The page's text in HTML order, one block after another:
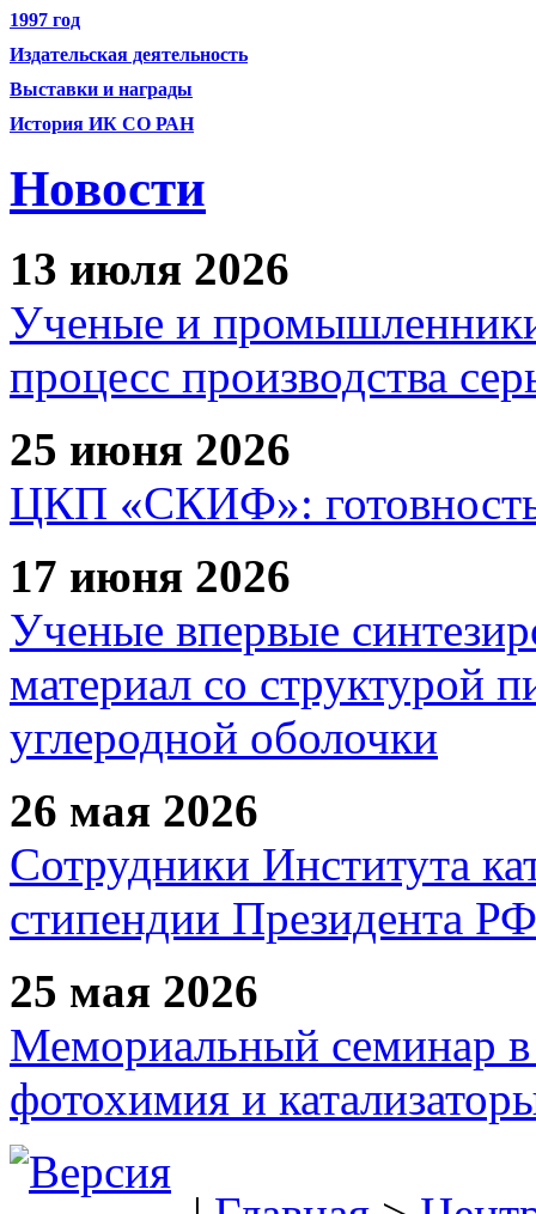
1997 год
Издательская деятельность
Выставки и награды
История ИК СО РАН
Новости
13 июля 2026
Ученые и
процесс производства
25 июня 2026
ЦКП «СКИФ»: готовность
17 июня 2026
Ученые впервые
материал со структурой
углеродной оболочки
26 мая 2026
Сотрудники Института
стипендии Президента РФ
25 мая 2026
Мемориальный семинар в
фотохимия и